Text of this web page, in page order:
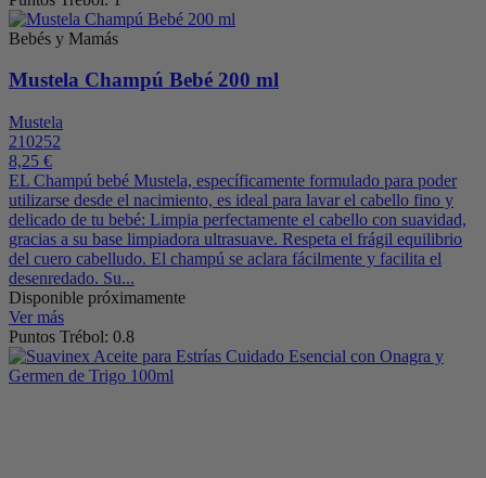
Bebés y Mamás
Mustela Champú Bebé 200 ml
Mustela
210252
8,25 €
EL Champú bebé Mustela, específicamente formulado para poder
utilizarse desde el nacimiento, es ideal para lavar el cabello fino y
delicado de tu bebé: Limpia perfectamente el cabello con suavidad,
gracias a su base limpiadora ultrasuave. Respeta el frágil equilibrio
del cuero cabelludo. El champú se aclara fácilmente y facilita el
desenredado. Su...
Disponible próximamente
Ver más
Puntos Trébol: 0.8